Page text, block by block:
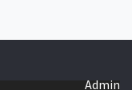
Admin